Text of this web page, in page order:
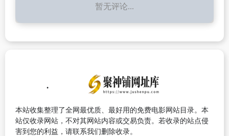
暂无评论...
本站收集整理了全网最优质、最好用的免费电影网站目录。本
站仅收录网站，不对其网站内容或交易负责。若收录的站点侵
害到您的利益，请联系我们删除收录。